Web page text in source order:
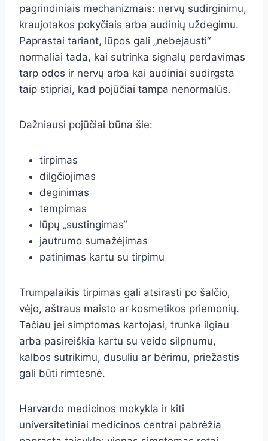
pagrindiniais mechanizmais: nervų sudirginimu,
kraujotakos pokyčiais arba audinių uždegimu.
Paprastai tariant, lūpos gali „nebejausti“
normaliai tada, kai sutrinka signalų perdavimas
tarp odos ir nervų arba kai audiniai sudirgsta
taip stipriai, kad pojūčiai tampa nenormalūs.
Dažniausi pojūčiai būna šie:
tirpimas
dilgčiojimas
deginimas
tempimas
lūpų „sustingimas“
jautrumo sumažėjimas
patinimas kartu su tirpimu
Trumpalaikis tirpimas gali atsirasti po šalčio,
vėjo, aštraus maisto ar kosmetikos priemonių.
Tačiau jei simptomas kartojasi, trunka ilgiau
arba pasireiškia kartu su veido silpnumu,
kalbos sutrikimu, dusuliu ar bėrimu, priežastis
gali būti rimtesnė.
Harvardo medicinos mokykla ir kiti
universitetiniai medicinos centrai pabrėžia